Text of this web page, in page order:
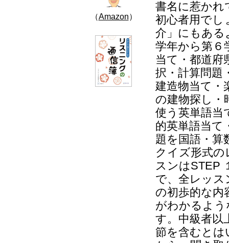
（Amazon）
書名に惹かれ
初心者用で
介」にもある
学年から第６
当て・都道府
択・計算問題
建造物当て・
の建物探し・
使う英単語当
的英単語当て
題を国語・算
クイズ形式
スンはSTEP
で、全レッス
の初歩的な内
がわかるよ
す。中級者以
節を含むとは